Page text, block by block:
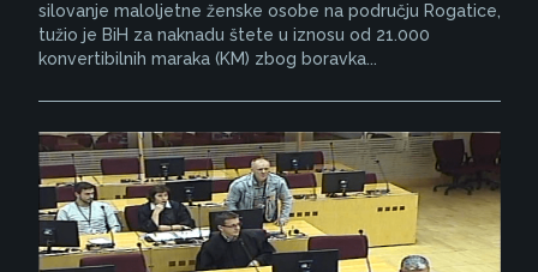
silovanje maloljetne ženske osobe na području Rogatice,
tužio je BiH za naknadu štete u iznosu od 21.000
konvertibilnih maraka (KM) zbog boravka...